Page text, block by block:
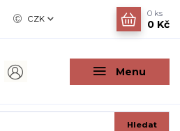
Menu
CZK
Hledat
0 ks
0 Kč